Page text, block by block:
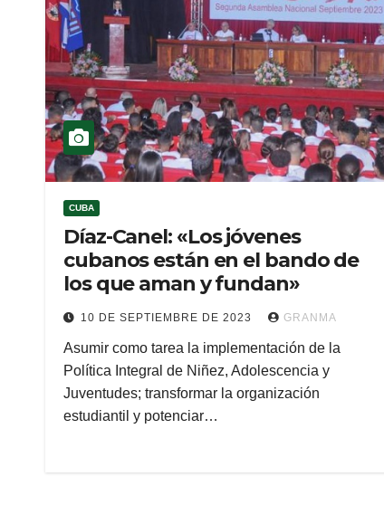
CUBA
Díaz-Canel: «Los jóvenes
cubanos están en el bando de
los que aman y fundan»
10 DE SEPTIEMBRE DE 2023 GRANMA
Asumir como tarea la implementación de la
Política Integral de Niñez, Adolescencia y
Juventudes; transformar la organización
estudiantil y potenciar…